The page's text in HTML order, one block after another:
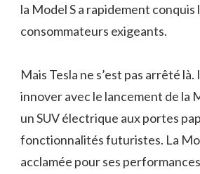
la Model S a rapidement
consommateurs exigeants.
Mais Tesla ne s’est pas arrêté
innover avec le lancement de la
un SUV électrique aux portes
fonctionnalités futuristes. La
acclamée pour ses